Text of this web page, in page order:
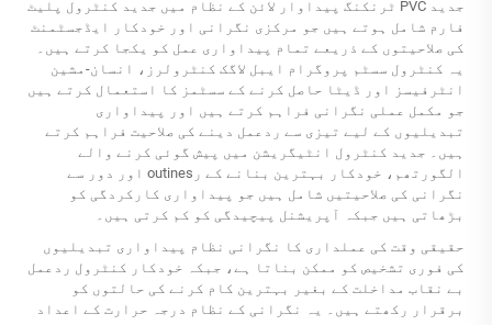
جدید PVC ٹرنکنگ پیداوار لائن کے نظام میں جدید کنٹرول پلیٹ
فارم شامل ہوتے ہیں جو مرکزی نگرانی اور خودکار ایڈجسٹمنٹ
کی صلاحیتوں کے ذریعے تمام پیداواری عمل کو یکجا کرتے ہیں۔
یہ کنٹرول سسٹم پروگرام ایبل لاگک کنٹرولرز، انسان-مشین
انٹرفیسز اور ڈیٹا حاصل کرنے کے سسٹمز کا استعمال کرتے ہیں
جو مکمل عملی نگرانی فراہم کرتے ہیں اور پیداواری
تبدیلیوں کے لیے تیزی سے ردعمل دینے کی صلاحیت فراہم کرتے
ہیں۔ جدید کنٹرول انٹیگریشن میں پیش گوئی کرنے والے
الگورتھم، خودکار بہترین بنانے کے رoutines اور دور سے
نگرانی کی صلاحیتیں شامل ہیں جو پیداواری کارکردگی کو
بڑھاتی ہیں جبکہ آپریشنل پیچیدگی کو کم کرتی ہیں۔
حقیقی وقت کی عملداری کا نگرانی نظام پیداواری تبدیلیوں
کی فوری تشخیص کو ممکن بناتا ہے، جبکہ خودکار کنٹرول ردعمل
بے نقاب مداخلت کے بغیر بہترین کام کرنے کی حالتوں کو
برقرار رکھتے ہیں۔ یہ نگرانی کے نظام درجہ حرارت کے اعداد